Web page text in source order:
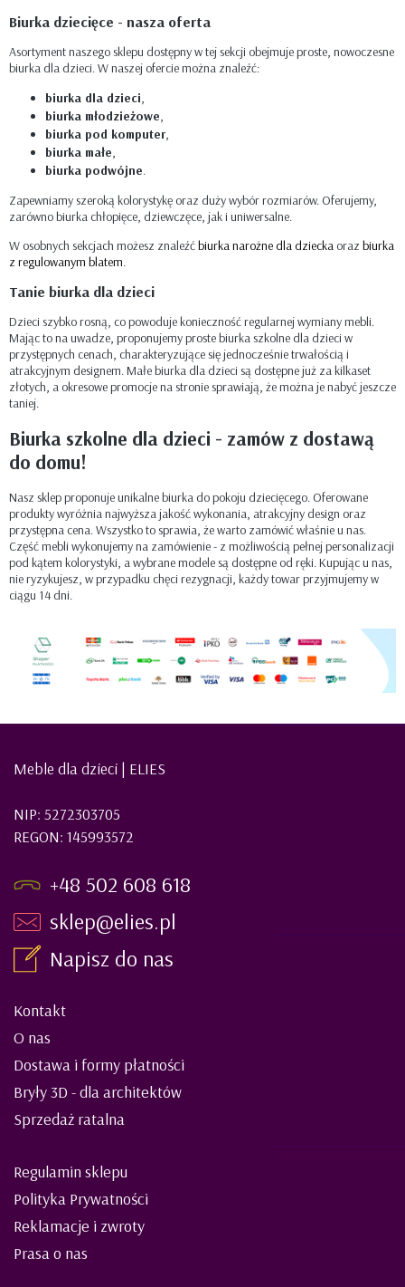
Biurka dziecięce - nasza oferta
Asortyment naszego sklepu dostępny w tej sekcji obejmuje proste, nowoczesne
biurka dla dzieci. W naszej ofercie można znaleźć:
biurka dla dzieci
biurka młodzieżowe
biurka pod komputer,
biurka małe
biurka podwójne.
Zapewniamy szeroką kolorystykę oraz duży wybór rozmiarów. Oferujemy,
zarówno biurka chłopięce, dziewczęce, jak i uniwersalne.
W osobnych sekcjach możesz znaleźćbiurka narożne dla dziecka oraz biurka
z regulowanym blatem.
Tanie biurka dla dzieci
Dzieci szybko rosną, co powoduje konieczność regularnej wymiany mebli.
Mając to na uwadze, proponujemy proste biurka szkolne dla dzieci w
przystępnych cenach, charakteryzujące się jednocześnie trwałością i
atrakcyjnym designem. Małe biurka dla dzieci są dostępne już za kilkaset
złotych, a okresowe promocje na stronie sprawiają, że można je nabyć jeszcze
taniej.
Biurka szkolne dla dzieci - zamów z dostawą
do domu!
Nasz sklep proponuje unikalne biurka do pokoju dziecięcego. Oferowane
produkty wyróżnia najwyższa jakość wykonania, atrakcyjny design oraz
przystępna cena. Wszystko to sprawia, że warto zamówić właśnie u nas.
Część mebli wykonujemy na zamówienie - z możliwością pełnej personalizacji
pod kątem kolorystyki, a wybrane modele są dostępne od ręki. Kupując u nas,
nie ryzykujesz, w przypadku chęci rezygnacji, każdy towar przyjmujemy w
ciągu 14 dni.
Meble dla dzieci | ELIES
NIP: 5272303705
REGON: 145993572
+48 502 608 618
sklep@elies.pl
Napisz do nas
Kontakt
O nas
Dostawa i formy płatności
Bryły 3D - dla architektów
Sprzedaż ratalna
Regulamin sklepu
Polityka Prywatności
Reklamacje i zwroty
Prasa o nas